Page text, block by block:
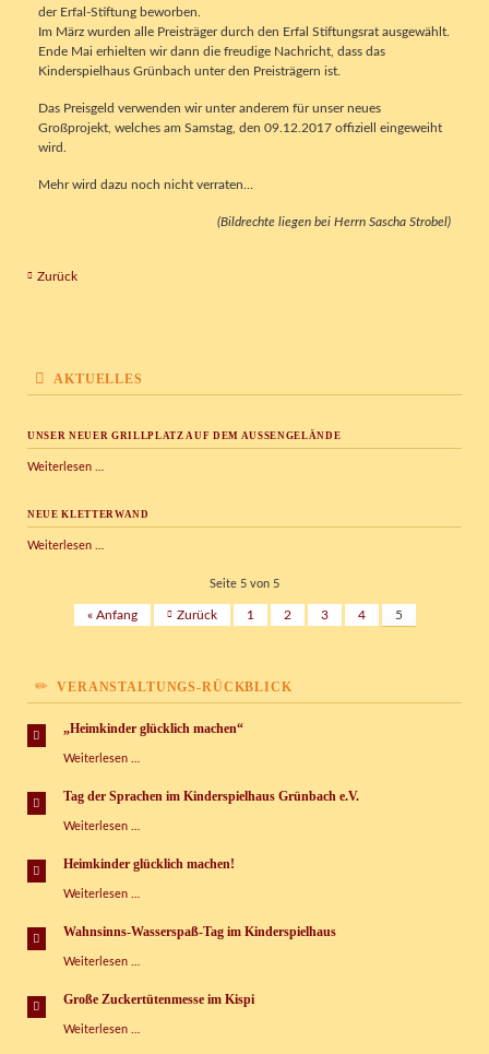
der Erfal-Stiftung beworben.
Im März wurden alle Preisträger durch den Erfal Stiftungsrat ausgewählt.
Ende Mai erhielten wir dann die freudige Nachricht, dass das
Kinderspielhaus Grünbach unter den Preisträgern ist.
Das Preisgeld verwenden wir unter anderem für unser neues
Großprojekt, welches am Samstag, den 09.12.2017 offiziell eingeweiht
wird.
Mehr wird dazu noch nicht verraten…
(Bildrechte liegen bei Herrn Sascha Strobel)
Zurück
AKTUELLES
UNSER NEUER GRILLPLATZ AUF DEM AUSSENGELÄNDE
Weiterlesen …
auf
Außengelände
NEUE KLETTERWAND
Weiterlesen …
Seite 5 von 5
« Anfang Zurück 1 2 3 4 5
VERANSTALTUNGS-RÜCKBLICK
„Heimkinder glücklich machen“
Weiterlesen …
machen“
Tag der Sprachen im Kinderspielhaus Grünbach e.V.
Weiterlesen …
Sprachen
Kinderspielhaus
e.V.
Heimkinder glücklich machen!
Weiterlesen …
machen!
Wahnsinns-Wasserspaß-Tag im Kinderspielhaus
Weiterlesen …
Tag
Kinderspielhaus
Große Zuckertütenmesse im Kispi
Weiterlesen …